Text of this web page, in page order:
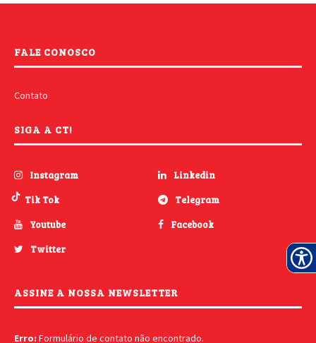
FALE CONOSCO
Contato
SIGA A CT!
Instagram
Linkedin
Tik Tok
Telegram
Youtube
Facebook
Twitter
ASSINE A NOSSA NEWSLETTER
Erro: Formulário de contato não encontrado.